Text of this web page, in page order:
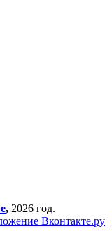
, 2026 год.
Вконтакте.ру